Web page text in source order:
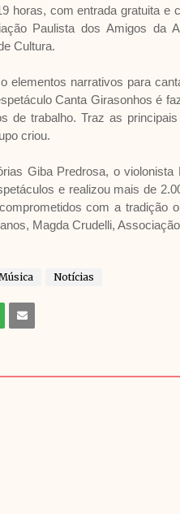
horas, com entrada gratuita e
Paulista dos Amigos da
Cultura.
elementos narrativos para
Canta Girasonhos é
de trabalho. Traz as
criou.
Giba Predrosa, o
e realizou mais de
com a tradição
Magda Crudelli,
Notícias